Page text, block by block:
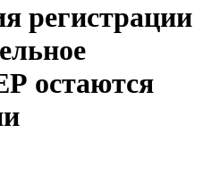
регистрации
остаются